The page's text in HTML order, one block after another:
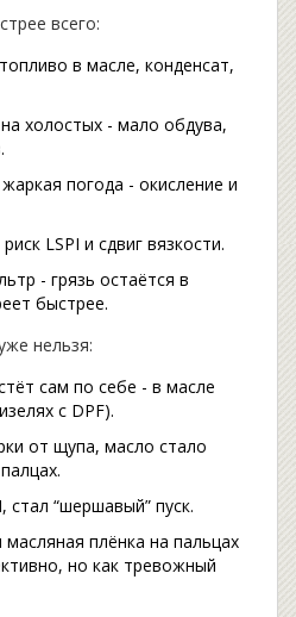
всего:
в масле, конденсат,
холостых - мало обдува,
погода - окисление и
LSPI и сдвиг вязкости.
- грязь остаётся в
быстрее.
нельзя:
сам по себе - в масле
с DPF).
от щупа, масло стало
“шершавый” пуск.
плёнка на пальцах
но как тревожный